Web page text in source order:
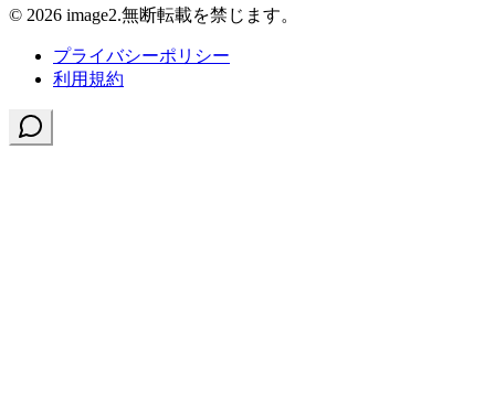
© 2026 image2.無断転載を禁じます。
プライバシーポリシー
利用規約